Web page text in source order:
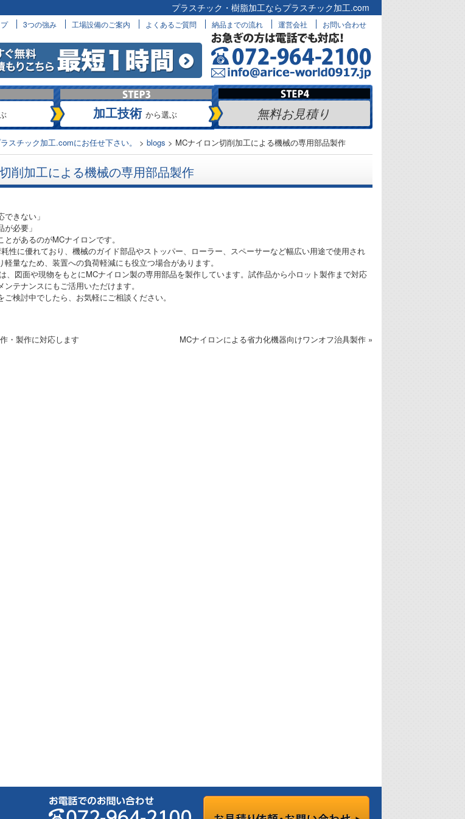
プラスチック・樹脂加工ならプラスチック加工.com
へ
3つの強み 工場設備のご案内 よくあるご質問 納品までの流れ 運営会社 お問い合わせ
加工技術 から選ぶ 無料お見積り
スチック加工.comにお任せ下さい。 > blogs > MCナイロン切削加工による機械の専用部品製作
削加工による機械の専用部品製作
できない」
が必要」
があるのがMCナイロンです。
性に優れており、機械のガイド部品やストッパー、ローラー、スペーサーなど幅広い用途で使用され
量なため、装置への負荷軽減にも役立つ場合があります。
、図面や現物をもとにMCナイロン製の専用部品を製作しています。試作品から小ロット製作まで対応
テナンスにもご活用いただけます。
検討中でしたら、お気軽にご相談ください。
・製作に対応します MCナイロンによる省力化機器向けワンオフ治具製作 »